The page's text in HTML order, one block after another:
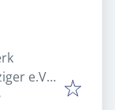
e.V.